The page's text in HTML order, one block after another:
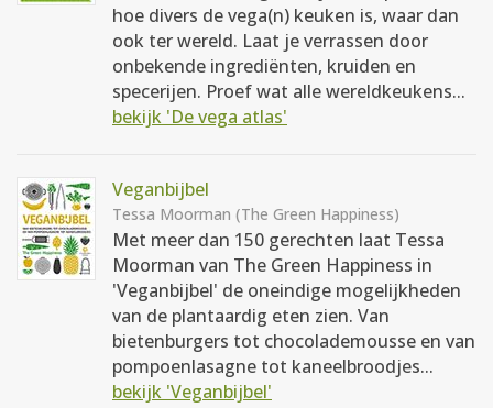
hoe divers de vega(n) keuken is, waar dan
ook ter wereld. Laat je verrassen door
onbekende ingrediënten, kruiden en
specerijen. Proef wat alle wereldkeukens...
bekijk 'De vega atlas'
Veganbijbel
Tessa Moorman (The Green Happiness)
Met meer dan 150 gerechten laat Tessa
Moorman van The Green Happiness in
'Veganbijbel' de oneindige mogelijkheden
van de plantaardig eten zien. Van
bietenburgers tot chocolademousse en van
pompoenlasagne tot kaneelbroodjes...
bekijk 'Veganbijbel'